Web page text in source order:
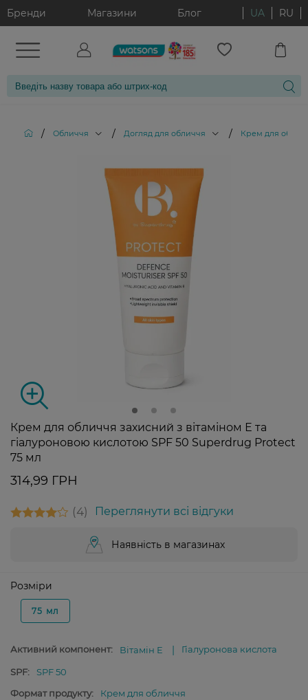
Бренди Магазини Блог UA RU
/ Обличчя / Догляд для обличчя / Крем для
Крем для обличчя захисний з вітаміном Е та
гіалуроновою кислотою SPF 50 Superdrug Protect
75 мл
314,99 ГРН
4 Переглянути всі відгуки
Наявність в магазинах
Розміри
75 мл
Активний компонент: Вітамін E Гіалуронова кислота
SPF:
SPF 50
Формат продукту:
Крем для обличчя